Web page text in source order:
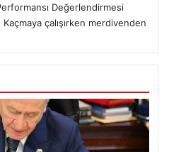
Değerlendirmesi
çalışırken merdivenden